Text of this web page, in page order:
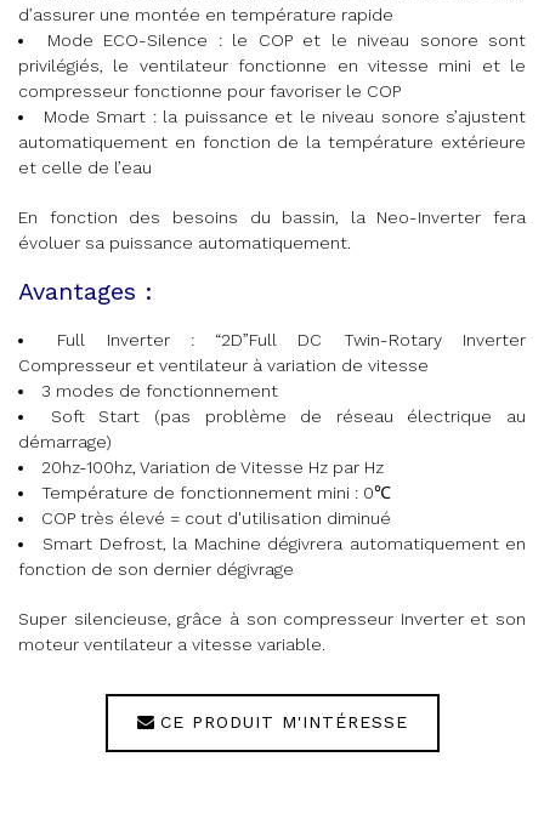
d’assurer une montée en température rapide
Mode ECO-Silence : le COP et le niveau sonore sont
privilégiés, le ventilateur fonctionne en vitesse mini et le
compresseur fonctionne pour favoriser le COP
Mode Smart : la puissance et le niveau sonore s’ajustent
automatiquement en fonction de la température extérieure
et celle de l’eau
En fonction des besoins du bassin, la Neo-Inverter fera
évoluer sa puissance automatiquement.
Avantages :
Full Inverter : “2D”Full DC Twin-Rotary Inverter
Compresseur et ventilateur à variation de vitesse
3 modes de fonctionnement
Soft Start (pas problème de réseau électrique au
démarrage)
20hz-100hz, Variation de Vitesse Hz par Hz
Température de fonctionnement mini : 0℃
COP très élevé = cout d'utilisation diminué
Smart Defrost, la Machine dégivrera automatiquement en
fonction de son dernier dégivrage
Super silencieuse, grâce à son compresseur Inverter et son
moteur ventilateur a vitesse variable.
CE PRODUIT M'INTÉRESSE